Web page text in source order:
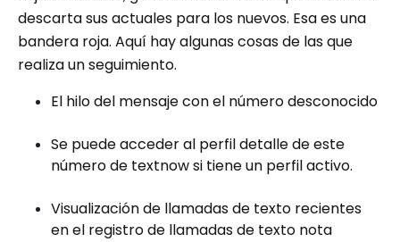
descarta sus actuales para los nuevos. Esa es una
bandera roja. Aquí hay algunas cosas de las que
realiza un seguimiento.
El hilo del mensaje con el número desconocido
Se puede acceder al perfil detalle de este
número de textnow si tiene un perfil activo.
Visualización de llamadas de texto recientes
en el registro de llamadas de texto nota